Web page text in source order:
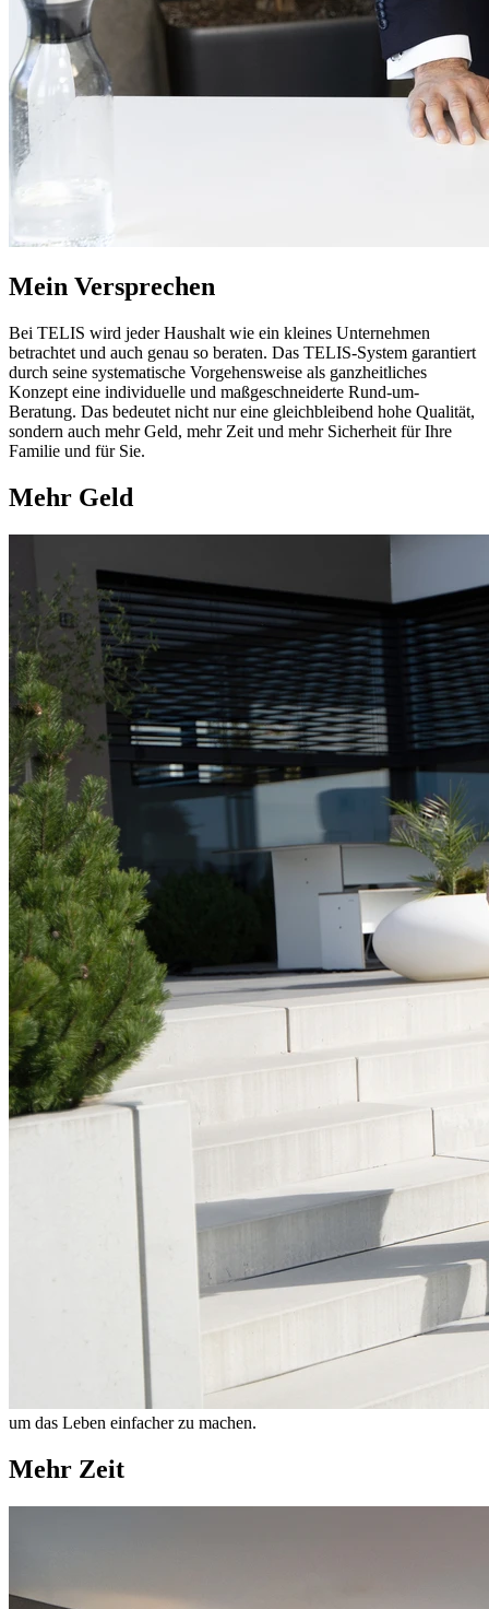
Mein Versprechen
Bei TELIS wird jeder Haushalt wie ein kleines Unternehmen
betrachtet und auch genau so beraten. Das TELIS-System garantiert
durch seine systematische Vorgehensweise als ganzheitliches
Konzept eine individuelle und maßgeschneiderte Rund-um-
Beratung. Das bedeutet nicht nur eine gleichbleibend hohe Qualität,
sondern auch mehr Geld, mehr Zeit und mehr Sicherheit für Ihre
Familie und für Sie.
Mehr Geld
um das Leben einfacher zu machen.
Mehr Zeit